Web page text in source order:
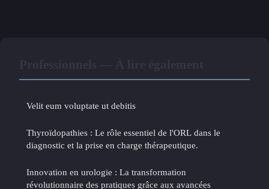
Velit eum voluptate ut debitis
Thyroïdopathies : Le rôle essentiel de l'ORL dans le
diagnostic et la prise en charge thérapeutique.
Innovation en urologie : La transformation
révolutionnaire des pratiques grâce aux avancées